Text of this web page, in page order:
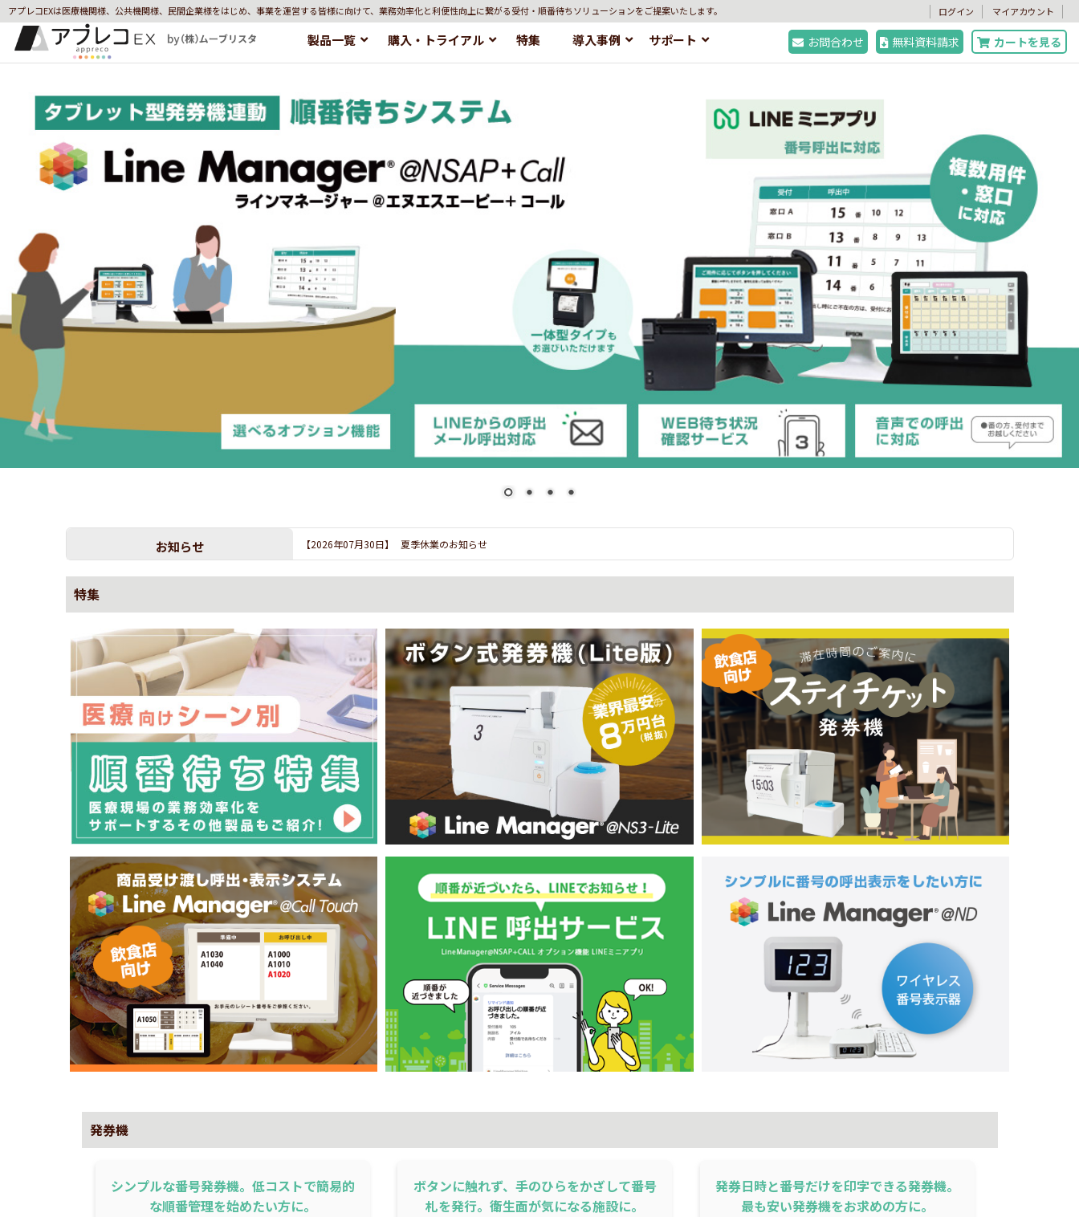
アプレコEXは医療機関様、公共機関様、民間企業様をはじめ、事業を運営する皆様に向けて、業務効率化と利便性向上に繋がる受付・順番待ちソリューションをご提案いたします。 ログイン マイアカウント
製品一覧 購入・トライアル 特集 導入事例 サポート お問合わせ 無料資料請求 カートを見る
お知らせ 【2026年07月30日】 夏季休業のお知らせ
特集
発券機
シンプルな番号発券機。低コストで簡易的
な順番管理を始めたい方に。
ボタンに触れず、手のひらをかざして番号
札を発行。衛生面が気になる施設に。
発券日時と番号だけを印字できる発券機。
最も安い発券機をお求めの方に。